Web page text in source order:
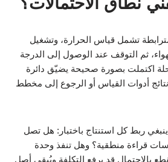
تشمل قياس الحرارة، وتشغيل
ثم التوقف عند الوصول إلى الدرجة
اكتملت بصورة صحيحة يضيّق دائرة
أدوات القياس أو الرجوع إلى مخطط
ينبغي ربط كل استنتاج باختبار: هل تصل
قراءة منطقية؟ وهل تنفذ وحدة
بالاحتمال قد يرفع التكلفة ويُبقي أصل